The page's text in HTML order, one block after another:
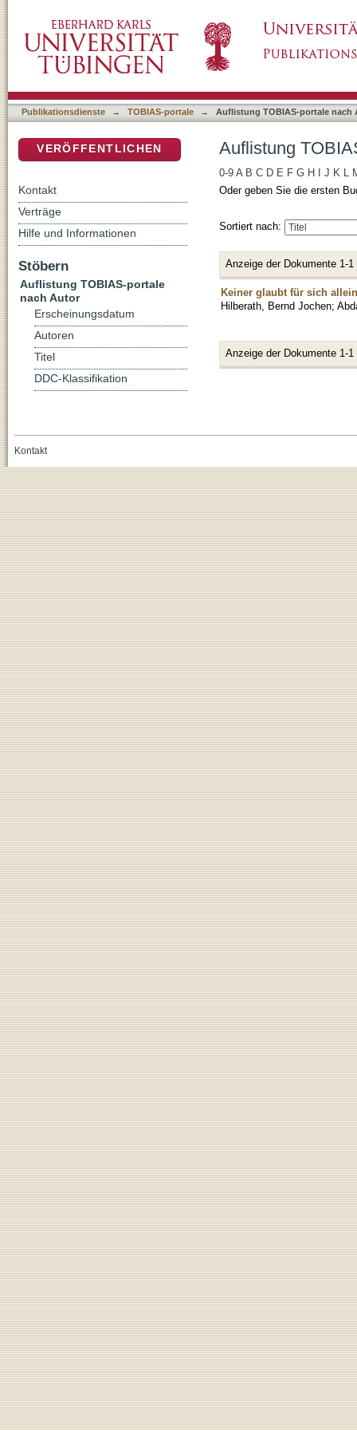
Publikationsdienste → TOBIAS-portale → Auflistung TOBIAS-portale nach
Auflistung
0-9 A B C D E F G H J K L
Oder geben Sie die ersten
Sortiert nach:
Anzeige der Dokumente 1-1
Keiner glaubt für sich
Hilberath, Bernd Jochen;
Anzeige der Dokumente 1-1
VERÖFFENTLICHEN
Kontakt
Verträge
Hilfe und Informationen
Stöbern
Auflistung TOBIAS-portale
nach Autor
Erscheinungsdatum
Autoren
Titel
DDC-Klassifikation
Kontakt